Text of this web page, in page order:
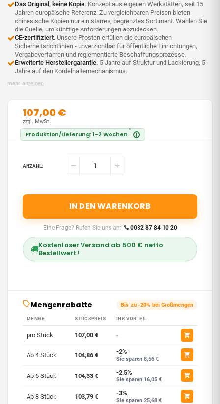
Das Original, keine Kopie. Konzept aus eigenen Werkstätten, seit 15
Jahren europäische Referenz. Zu vergleichbaren Preisen bieten
chinesische Kopien nur ein starres, begrenztes Sortiment. Wählen Sie
die Quelle, um künftige Anforderungen abzudecken.
CE-zertifiziert. Unsere Pfosten erfüllen die europäischen
Sicherheitsrichtlinien - unverzichtbar für öffentliche Einrichtungen,
Vergabeverfahren und reglementierte Beschaffungsprozesse.
Erweiterte Herstellergarantie. 5 Jahre auf Struktur und Lackierung, 5
Jahre auf den Kordelhaltemechanismus.
mehr anzeigen
107,00 €
Produktion/Lieferung: 1-2 Wochen *
i
zzgl. MwSt.
ANZAHL:
IN DEN WARENKORB
Eine Frage? Rufen Sie uns an: 0032 87 84 10 20
Kostenloser Versand ab 500 € netto
Bestellwert !
Mengenrabatte Bis zu -20% bei Großmengen
MENGE STÜCKPREIS IHR VORTEIL
pro Stück 107,00 € -
Ab 4 Stück 104,86 € -2%
Sie sparen 8,56 €
Ab 6 Stück 104,33 € -2,5%
Sie sparen 16,05 €
Ab 8 Stück 103,79 € -3%
Sie sparen 25,68 €